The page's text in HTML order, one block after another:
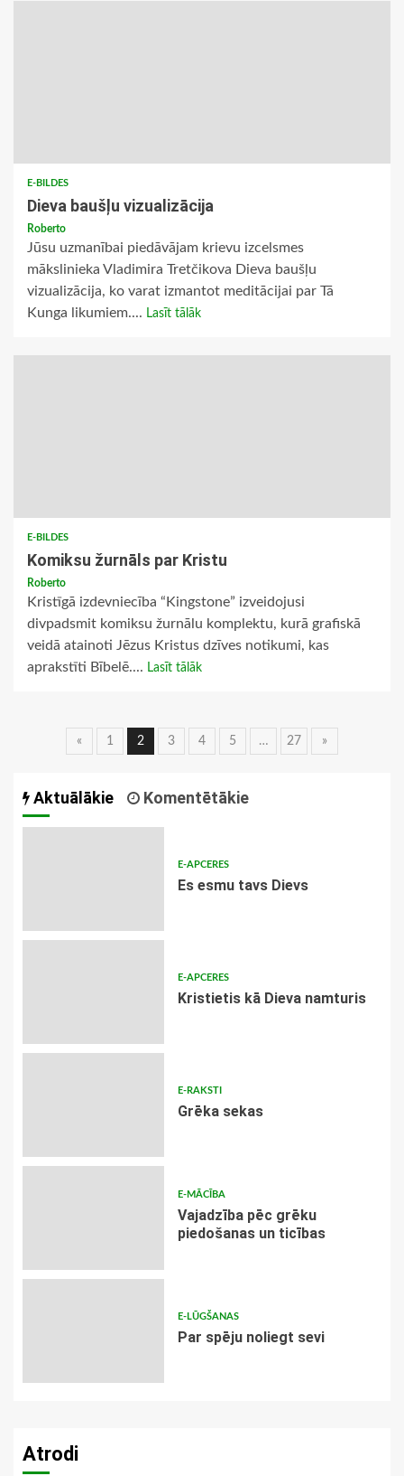
E-BILDES
Dieva baušļu vizualizācija
Roberto
Jūsu uzmanībai piedāvājam krievu izcelsmes
mākslinieka Vladimira Tretčikova Dieva baušļu
vizualizācija, ko varat izmantot meditācijai par Tā
Kunga likumiem.... Lasīt tālāk
E-BILDES
Komiksu žurnāls par Kristu
Roberto
Kristīgā izdevniecība “Kingstone” izveidojusi
divpadsmit komiksu žurnālu komplektu, kurā grafiskā
veidā atainoti Jēzus Kristus dzīves notikumi, kas
aprakstīti Bībelē.... Lasīt tālāk
Ziņu
« 1 2 3 4 5 … 27 »
Aktuālākie Komentētākie
E-APCERES
Es esmu tavs Dievs
E-APCERES
Kristietis kā Dieva namturis
E-RAKSTI
Grēka sekas
E-MĀCĪBA
Vajadzība pēc grēku
piedošanas un ticības
E-LŪGŠANAS
Par spēju noliegt sevi
Atrodi